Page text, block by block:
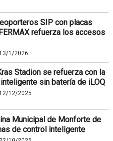
SIP con placas
refuerza los accesos
13/1/2026
Stadion se refuerza con la
sin batería de iLOQ
12/12/2025
Municipal de Monforte de
de control inteligente